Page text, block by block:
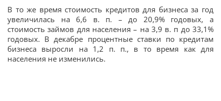
В то же время стоимость кредитов для бизнеса за год
увеличилась на 6,6 в. п. – до 20,9% годовых, а
стоимость займов для населения – на 3,9 в. п до 33,1%
годовых. В декабре процентные ставки по кредитам
бизнеса выросли на 1,2 п. п., в то время как для
населения не изменились.